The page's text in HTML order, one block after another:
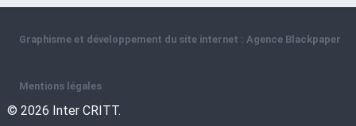
Graphisme et développement du site internet : Agence Blackpaper
Mentions légales
© 2026 Inter CRITT.